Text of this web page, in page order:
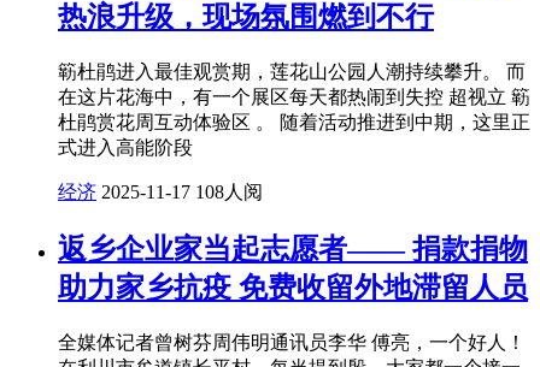
热浪升级，现场氛围燃到不行
簕杜鹃进入最佳观赏期，莲花山公园人潮持续攀升。 而
在这片花海中，有一个展区每天都热闹到失控 超视立 簕
杜鹃赏花周互动体验区 。 随着活动推进到中期，这里正
式进入高能阶段
经济 2025-11-17 108人阅
返乡企业家当起志愿者—— 捐款捐物
助力家乡抗疫 免费收留外地滞留人员
全媒体记者曾树芬周伟明通讯员李华 傅亮，一个好人！